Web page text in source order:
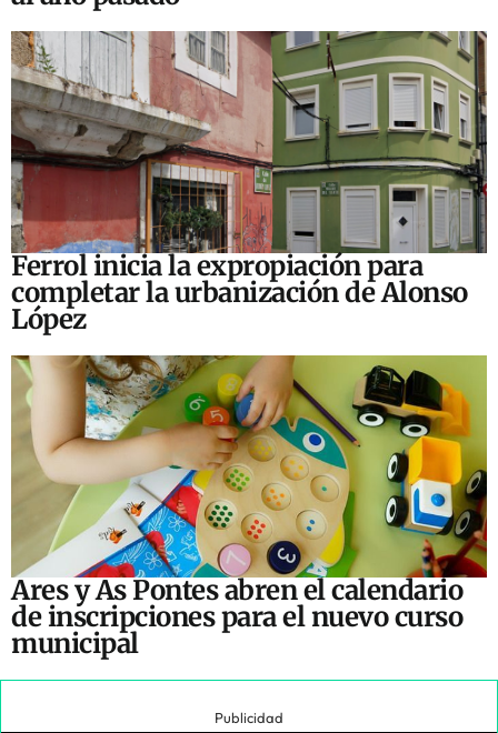
Ferrol inicia la expropiación para
completar la urbanización de Alonso
López
Ares y As Pontes abren el calendario
de inscripciones para el nuevo curso
municipal
Publicidad